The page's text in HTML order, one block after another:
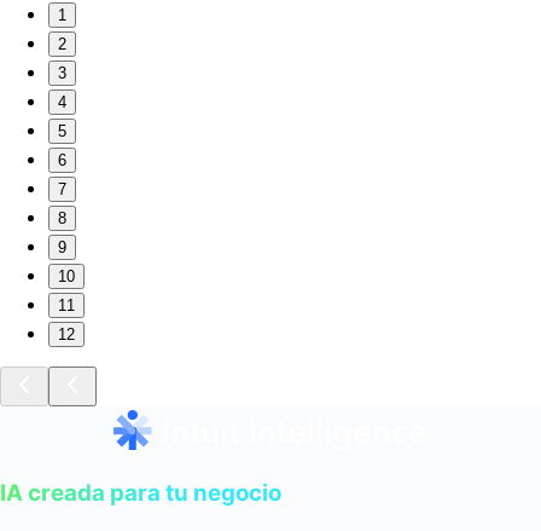
1
2
3
4
5
6
7
8
9
10
11
12
IA creada para tu negocio